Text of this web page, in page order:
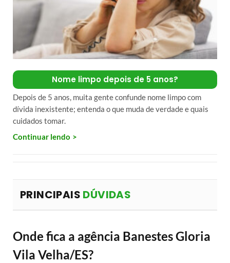
Nome limpo depois de 5 anos?
Depois de 5 anos, muita gente confunde nome limpo com
dívida inexistente; entenda o que muda de verdade e quais
cuidados tomar.
Continuar lendo
PRINCIPAIS DÚVIDAS
Onde fica a agência Banestes Gloria
Vila Velha/ES?